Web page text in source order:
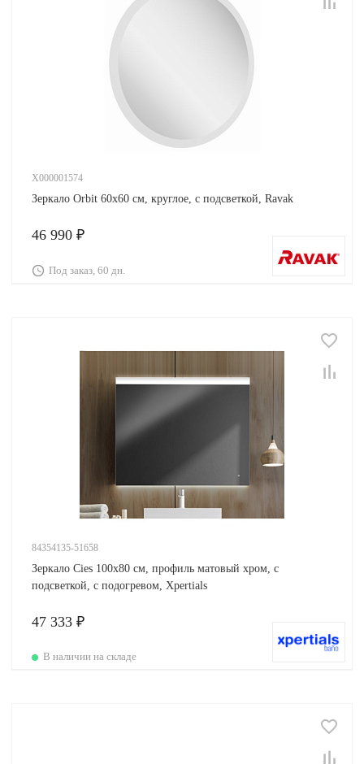
X000001574
Зеркало Orbit 60х60 см, круглое, с подсветкой, Ravak
46 990 ₽
Под заказ, 60 дн.
84354135-51658
Зеркало Cies 100х80 см, профиль матовый хром, с
подсветкой, с подогревом, Xpertials
47 333 ₽
В наличии на складе